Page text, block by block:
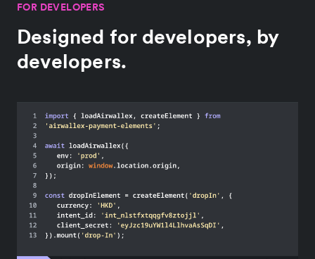
FOR DEVELOPERS
Designed for developers, by
developers.